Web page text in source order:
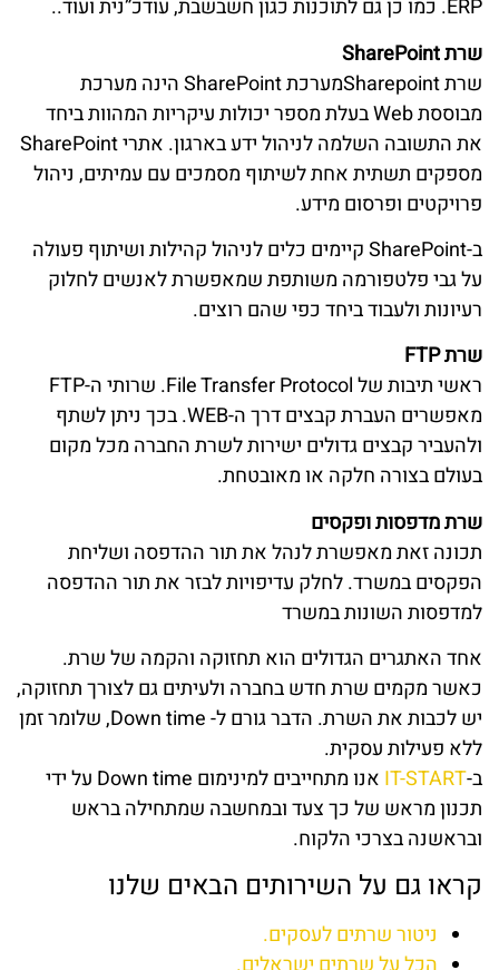
ERP. כמו כן גם לתוכנות כגון חשבשבת, עודכ”נית ועוד..
שרת SharePoint
שרת Sharepointמערכת SharePoint הינה מערכת
מבוססת Web בעלת מספר יכולות עיקריות המהוות ביחד
את התשובה השלמה לניהול ידע בארגון. אתרי SharePoint
מספקים תשתית אחת לשיתוף מסמכים עם עמיתים, ניהול
פרויקטים ופרסום מידע.
ב-SharePoint קיימים כלים לניהול קהילות ושיתוף פעולה
על גבי פלטפורמה משותפת שמאפשרת לאנשים לחלוק
רעיונות ולעבוד ביחד כפי שהם רוצים.
שרת FTP
ראשי תיבות של File Transfer Protocol. שרותי ה-FTP
מאפשרים העברת קבצים דרך ה-WEB. בכך ניתן לשתף
ולהעביר קבצים גדולים ישירות לשרת החברה מכל מקום
בעולם בצורה חלקה או מאובטחת.
שרת מדפסות ופקסים
תכונה זאת מאפשרת לנהל את תור ההדפסה ושליחת
הפקסים במשרד. לחלק עדיפויות לבזר את תור ההדפסה
למדפסות השונות במשרד
אחד האתגרים הגדולים הוא תחזוקה והקמה של שרת.
כאשר מקמים שרת חדש בחברה ולעיתים גם לצורך תחזוקה,
יש לכבות את השרת. הדבר גורם ל- Down time, שלומר זמן
ללא פעילות עסקית.
ב-IT-START
אנו מתחייבים למינימום Down time על ידי
תכנון מראש של כך צעד ובמחשבה שמתחילה בראש
ובראשנה בצרכי הלקוח.
קראו גם על השירותים הבאים שלנו
ניטור שרתים לעסקים.